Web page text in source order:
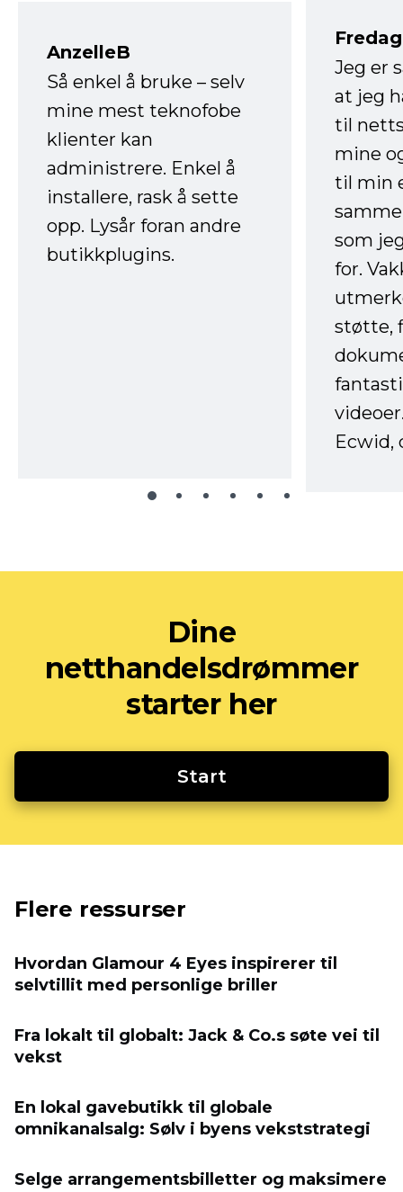
AnzelleB
Så enkel å bruke – selv
mine mest teknofobe
klienter kan
administrere. Enkel å
installere, rask å sette
opp. Lysår foran andre
butikkplugins.
Jeg er
at jeg
til
mine
til min
som
for.
støtte,
Ecwid,
Dine
netthandelsdrømmer
starter her
Start
Flere ressurser
Hvordan Glamour 4 Eyes inspirerer til
selvtillit med personlige briller
Fra lokalt til globalt: Jack & Co.s søte vei til
vekst
En lokal gavebutikk til globale
omnikanalsalg: Sølv i byens vekststrategi
Selge arrangementsbilletter og maksimere